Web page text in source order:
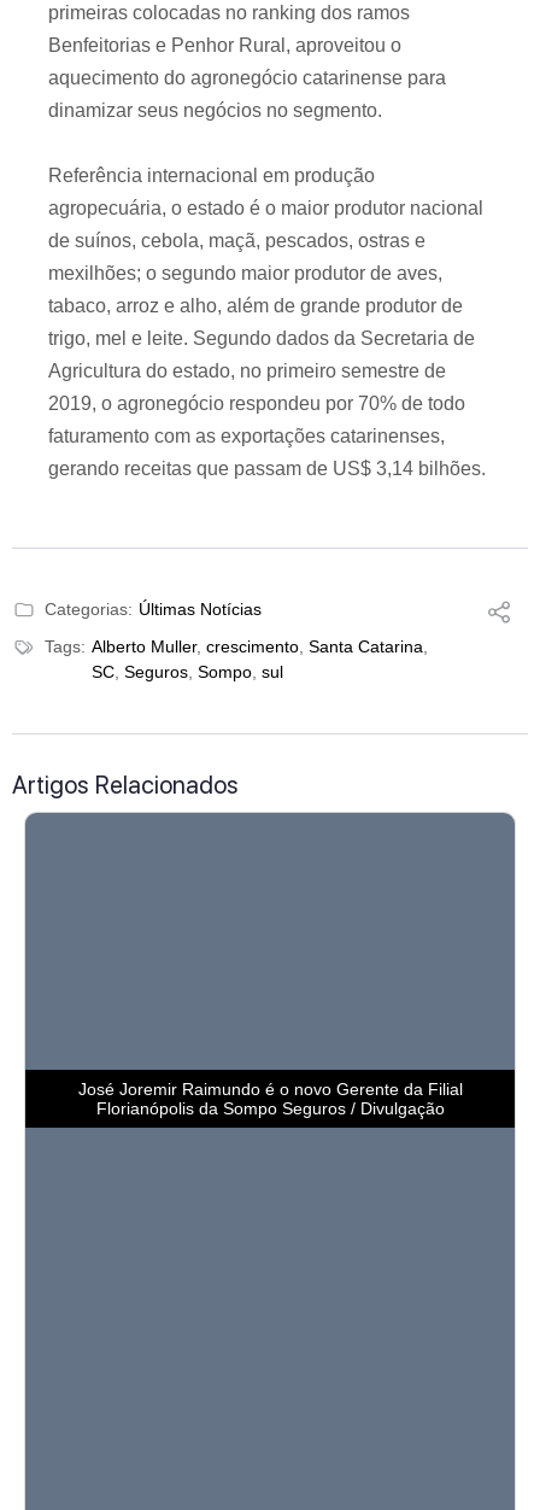
primeiras colocadas no ranking dos ramos
Benfeitorias e Penhor Rural, aproveitou o
aquecimento do agronegócio catarinense para
dinamizar seus negócios no segmento.
Referência internacional em produção
agropecuária, o estado é o maior produtor nacional
de suínos, cebola, maçã, pescados, ostras e
mexilhões; o segundo maior produtor de aves,
tabaco, arroz e alho, além de grande produtor de
trigo, mel e leite. Segundo dados da Secretaria de
Agricultura do estado, no primeiro semestre de
2019, o agronegócio respondeu por 70% de todo
faturamento com as exportações catarinenses,
gerando receitas que passam de US$ 3,14 bilhões.
Categorias: Últimas Notícias
Tags: Alberto Muller, crescimento Santa Catarina
SC Seguros Sompo sul
Artigos Relacionados
José Joremir Raimundo é o novo Gerente da Filial
Florianópolis da Sompo Seguros / Divulgação